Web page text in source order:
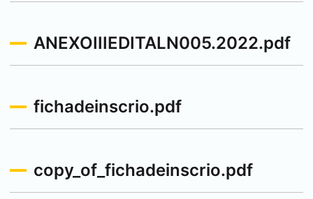
ANEXOIIIEDITALN005.2022.pdf
fichadeinscrio.pdf
copy_of_fichadeinscrio.pdf